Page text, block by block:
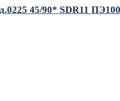
45/90* SDR11